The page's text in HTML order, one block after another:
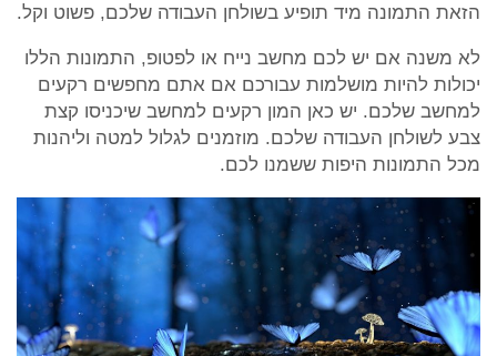
הזאת התמונה מיד תופיע בשולחן העבודה שלכם, פשוט וקל.
לא משנה אם יש לכם מחשב נייח או לפטופ, התמונות הללו
יכולות להיות מושלמות עבורכם אם אתם מחפשים רקעים
למחשב שלכם. יש כאן המון רקעים למחשב שיכניסו קצת
צבע לשולחן העבודה שלכם. מוזמנים לגלול למטה וליהנות
מכל התמונות היפות ששמנו לכם.